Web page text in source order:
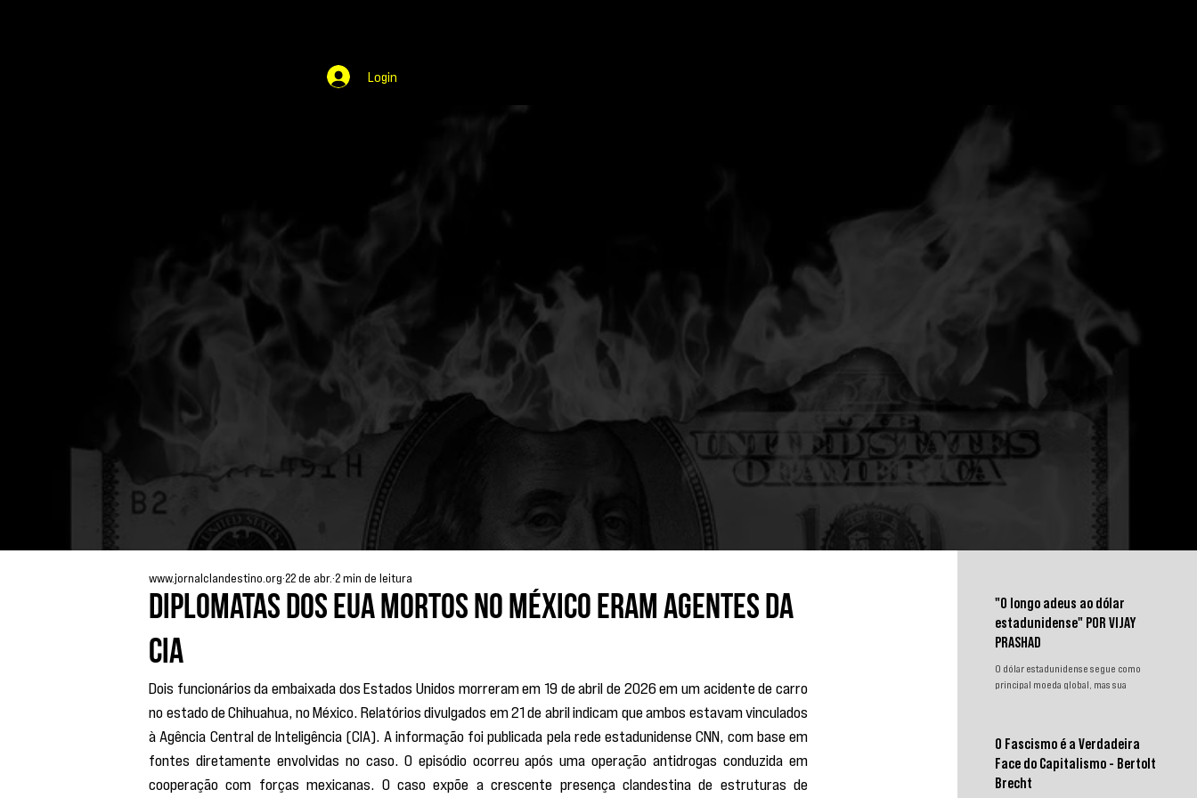
Login
Diplomatas dos EUA mortos no México eram agentes da
CIA
www.jornalclandestino.org22 de abr.2 min de leitura
Dois funcionários da embaixada dos Estados Unidos morreram em 19 de abril de 2026 em um acidente de carro
no estado de Chihuahua, no México. Relatórios divulgados em 21 de abril indicam que ambos estavam vinculados
à Agência Central de Inteligência (CIA). A informação foi publicada pela rede estadunidense CNN, com base em
fontes diretamente envolvidas no caso. O episódio ocorreu após uma operação antidrogas conduzida em
cooperação com forças mexicanas. O caso expõe a crescente presença clandestina de estruturas de
"O longo adeus ao dólar
estadunidense" POR VIJAY
PRASHAD
O dólar estadunidense segue como
principal moeda global, mas sua
impulsionam a desdolarização. O
processo, porém, é gradual e exige
novas instituições financeiras capazes
O Fascismo é a Verdadeira
Face do Capitalismo - Bertolt
Brecht